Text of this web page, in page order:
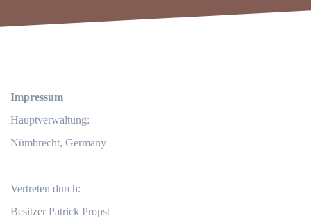
Impressum
Hauptverwaltung:
Nümbrecht, Germany
Vertreten durch:
Besitzer Patrick Propst